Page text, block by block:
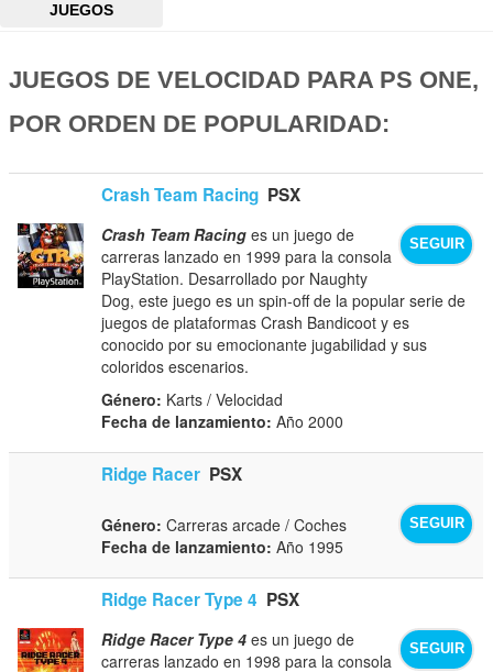
JUEGOS
JUEGOS DE VELOCIDAD PARA PS ONE,
POR ORDEN DE POPULARIDAD:
Crash Team Racing PSX
SEGUIR
Crash Team Racing es un juego de
carreras lanzado en 1999 para la consola
PlayStation. Desarrollado por Naughty
Dog, este juego es un spin-off de la popular serie de
juegos de plataformas Crash Bandicoot y es
conocido por su emocionante jugabilidad y sus
coloridos escenarios.
Género: Karts / Velocidad
Fecha de lanzamiento: Año 2000
Ridge Racer PSX
SEGUIR
Género: Carreras arcade / Coches
Fecha de lanzamiento: Año 1995
Ridge Racer Type 4 PSX
SEGUIR
Ridge Racer Type 4 es un juego de
carreras lanzado en 1998 para la consola